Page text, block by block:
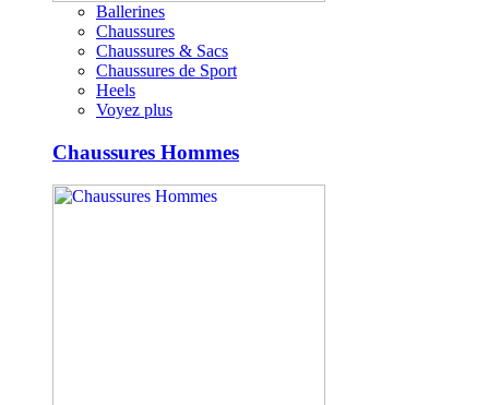
Ballerines
Chaussures
Chaussures & Sacs
Chaussures de Sport
Heels
Voyez plus
Chaussures Hommes